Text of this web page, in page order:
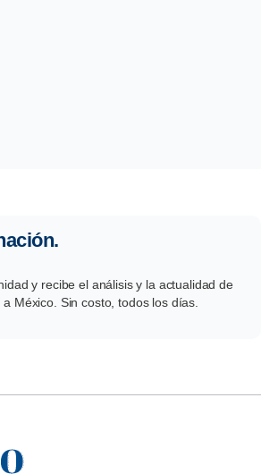
y recibe el análisis y la actualidad de
México. Sin costo, todos los días.